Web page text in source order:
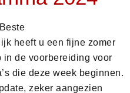
heeft u een fijne zomer
de voorbereiding voor
die deze week beginnen.
zeker aangezien